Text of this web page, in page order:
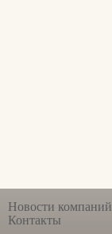
Новости компаний
Контакты